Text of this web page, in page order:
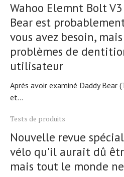
Wahoo Elemnt Bolt
Bear est
vous avez besoin,
problèmes de
utilisateur
Après avoir examiné Daddy Bear
et...
Tests de produits
Nouvelle revue
vélo qu'il aurait dû
mais tout le monde